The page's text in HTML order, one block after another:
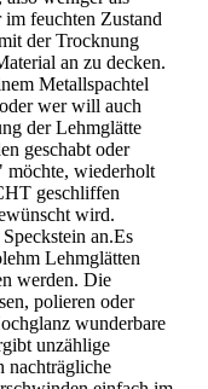
feuchten Zustand
der Trocknung
an zu decken.
Metallspachtel
wer will auch
der Lehmglätte
geschabt oder
möchte, wiederholt
geschliffen
wird.
an.Es
Lehmglätten
werden. Die
polieren oder
wunderbare
unzählige
nachträgliche